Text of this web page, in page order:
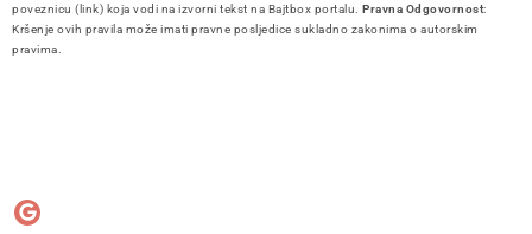
poveznicu (link) koja vodi na izvorni tekst na Bajtbox portalu. Pravna Odgovornost:
Kršenje ovih pravila može imati pravne posljedice sukladno zakonima o autorskim
pravima.